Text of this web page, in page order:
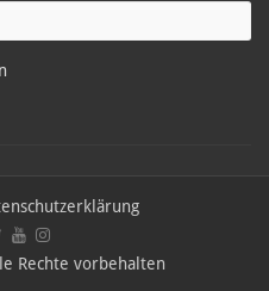
Rechte vorbehalten